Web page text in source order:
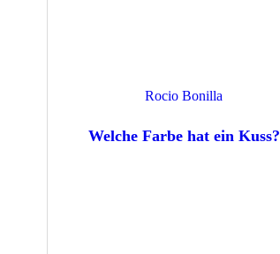
Rocio Bonilla
Welche Farbe hat ein Kuss?